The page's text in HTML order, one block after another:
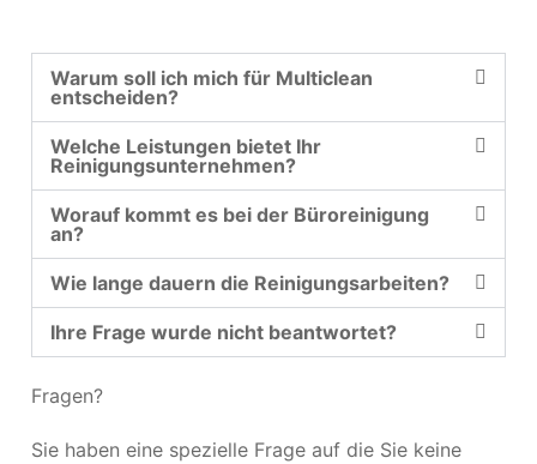
Warum soll ich mich für Multiclean
entscheiden?
Welche Leistungen bietet Ihr
Reinigungsunternehmen?
Worauf kommt es bei der Büroreinigung
an?
Wie lange dauern die Reinigungsarbeiten?
Ihre Frage wurde nicht beantwortet?
Fragen?
Sie haben eine spezielle Frage auf die Sie keine